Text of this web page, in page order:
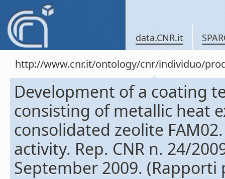
data.CNR.it
http://www.cnr.it/ontology/cnr/individuo/
Development of a coating
consisting of metallic heat
consolidated zeolite
activity. Rep. CNR n. 24/
September 2009.